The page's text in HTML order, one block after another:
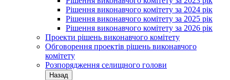
Рішення виконавчого комітету за 2024 рік
Рішення виконавчого комітету за 2025 рік
Рішення виконавчого комітету за 2026 рік
Проекти рішень виконавчого комітету
Обговорення проектів рішень виконавчого
комітету
Розпорядження селищного голови
Назад